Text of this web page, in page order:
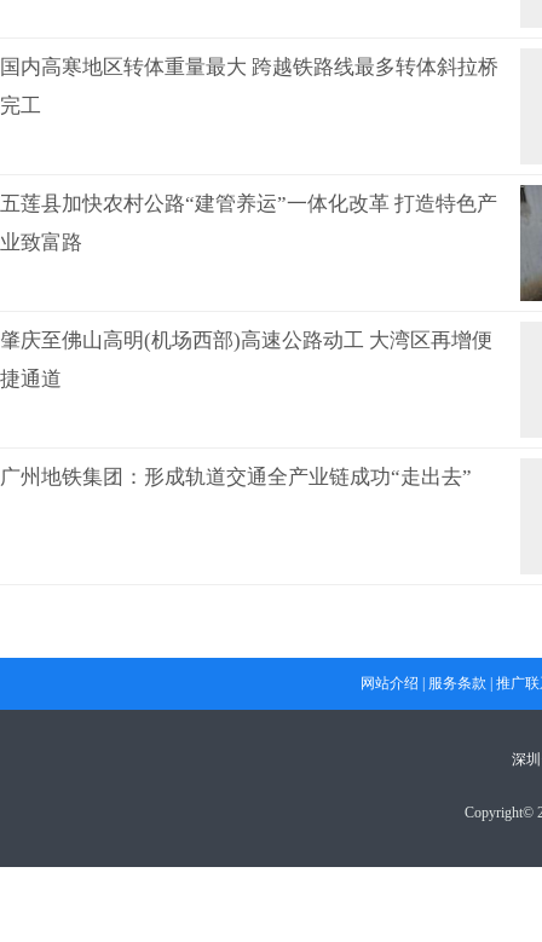
国内高寒地区转体重量最大 跨越铁路线最多转体斜拉桥
完工
五莲县加快农村公路“建管养运”一体化改革 打造特色产
业致富路
肇庆至佛山高明(机场西部)高速公路动工 大湾区再增便
捷通道
广州地铁集团：形成轨道交通全产业链成功“走出去”
网站介绍 服务条款 推广
深
Copyright©